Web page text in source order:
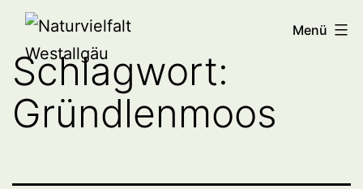
Zum
springen
Naturvielfalt
Westallgäu
Menü
Schlagwort:
Gründlenmoos